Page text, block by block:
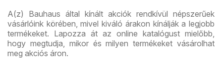
A(z) Bauhaus által kínált akciók rendkívül népszerűek
vásárlóink körében, mivel kiváló árakon kínálják a legjobb
termékeket. Lapozza át az online katalógust mielőbb,
hogy megtudja, mikor és milyen termékeket vásárolhat
meg akciós áron.